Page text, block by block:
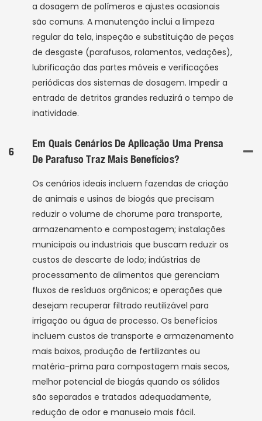
a dosagem de polímeros e ajustes ocasionais
são comuns. A manutenção inclui a limpeza
regular da tela, inspeção e substituição de peças
de desgaste (parafusos, rolamentos, vedações),
lubrificação das partes móveis e verificações
periódicas dos sistemas de dosagem. Impedir a
entrada de detritos grandes reduzirá o tempo de
inatividade.
6
Em Quais Cenários De Aplicação Uma Prensa
De Parafuso Traz Mais Benefícios?
Os cenários ideais incluem fazendas de criação
de animais e usinas de biogás que precisam
reduzir o volume de chorume para transporte,
armazenamento e compostagem; instalações
municipais ou industriais que buscam reduzir os
custos de descarte de lodo; indústrias de
processamento de alimentos que gerenciam
fluxos de resíduos orgânicos; e operações que
desejam recuperar filtrado reutilizável para
irrigação ou água de processo. Os benefícios
incluem custos de transporte e armazenamento
mais baixos, produção de fertilizantes ou
matéria-prima para compostagem mais secos,
melhor potencial de biogás quando os sólidos
são separados e tratados adequadamente,
redução de odor e manuseio mais fácil.